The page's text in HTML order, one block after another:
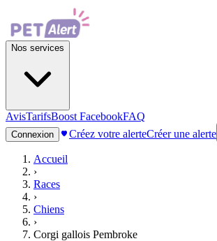
Nos services
AvisTarifsBoost FacebookFAQ
Connexion Créez votre alerteCréer une alerte
Accueil
›
Races
›
Chiens
›
Corgi gallois Pembroke